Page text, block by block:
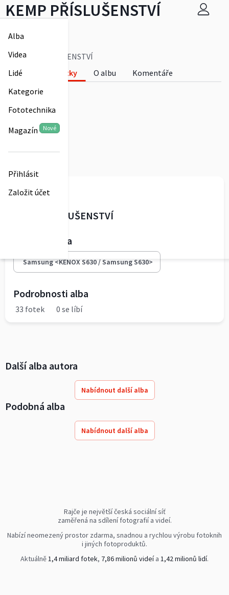
Alba
Videa
Lidé
Kategorie
Fototechnika
Magazín Nové
Přihlásit
Založit účet
KEMP PŘÍSLUŠENSTVÍ
KEMP PŘÍSLUŠENSTVÍ
Fotky
O albu
Komentáře
0
skmseno
KEMP PŘÍSLUŠENSTVÍ
Fototechnika
Samsung <KENOX S630 / Samsung S630>
Podrobnosti alba
33 fotek 0 se líbí
Další alba autora
Nabídnout další alba
Podobná alba
Nabídnout další alba
Rajče je největší česká sociální síť
zaměřená na sdílení fotografií a videí.
Nabízí neomezený prostor zdarma, snadnou a rychlou výrobu fotoknih
i jiných fotoproduktů.
Aktuálně1,4 miliard fotek, 7,86 milionů videía 1,42 milionů lidí.